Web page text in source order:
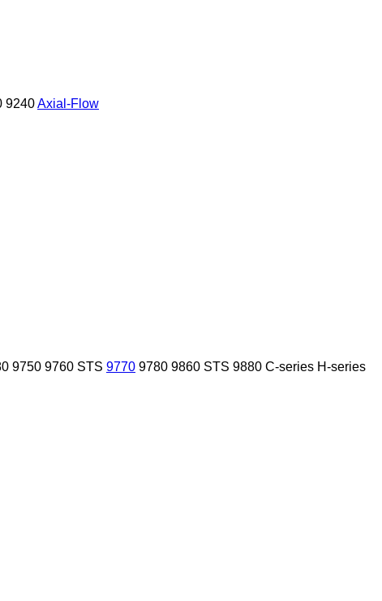
9240Axial-Flow
9750 9760 STS 9770 9780 9860 STS 9880 C-series H-series